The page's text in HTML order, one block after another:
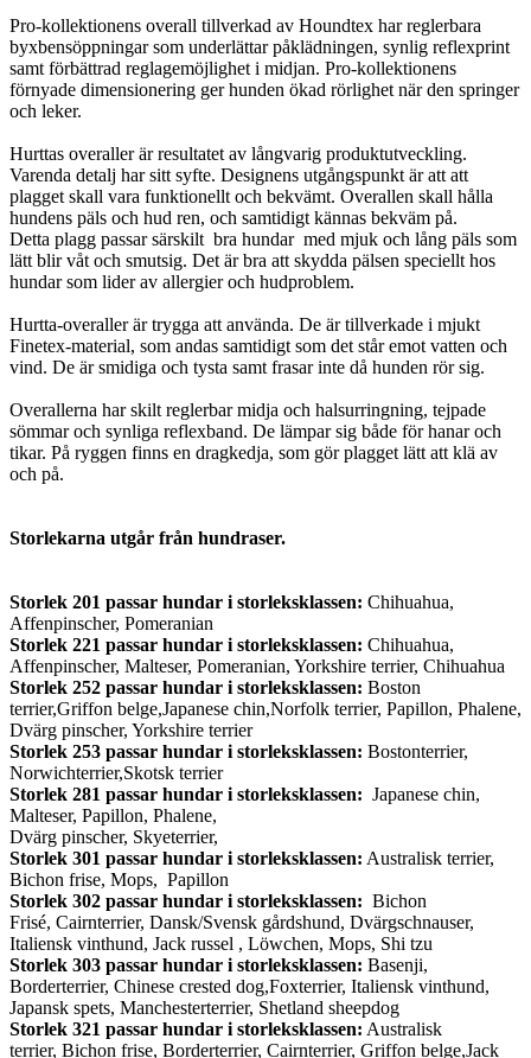
Pro-kollektionens overall tillverkad av Houndtex har reglerbara
byxbensöppningar som underlättar påklädningen, synlig reflexprint
samt förbättrad reglagemöjlighet i midjan. Pro-kollektionens
förnyade dimensionering ger hunden ökad rörlighet när den springer
och leker.
Hurttas overaller är resultatet av långvarig produktutveckling.
Varenda detalj har sitt syfte. Designens utgångspunkt är att att
plagget skall vara funktionellt och bekvämt. Overallen skall hålla
hundens päls och hud ren, och samtidigt kännas bekväm på.
Detta plagg passar särskilt bra hundar med mjuk och lång päls som
lätt blir våt och smutsig. Det är bra att skydda pälsen speciellt hos
hundar som lider av allergier och hudproblem.
Hurtta-overaller är trygga att använda. De är tillverkade i mjukt
Finetex-material, som andas samtidigt som det står emot vatten och
vind. De är smidiga och tysta samt frasar inte då hunden rör sig.
Overallerna har skilt reglerbar midja och halsurringning, tejpade
sömmar och synliga reflexband. De lämpar sig både för hanar och
tikar. På ryggen finns en dragkedja, som gör plagget lätt att klä av
och på.
Storlekarna utgår från hundraser.
Storlek 201 passar hundar i storleksklassen: Chihuahua,
Affenpinscher, Pomeranian
Storlek 221 passar hundar i storleksklassen: Chihuahua,
Affenpinscher, Malteser, Pomeranian, Yorkshire terrier, Chihuahua
Storlek 252 passar hundar i storleksklassen: Boston
terrier,Griffon belge,Japanese chin,Norfolk terrier, Papillon, Phalene,
Dvärg pinscher, Yorkshire terrier
Storlek 253 passar hundar i storleksklassen: Bostonterrier,
Norwichterrier,Skotsk terrier
Storlek 281 passar hundar i storleksklassen: Japanese chin,
Malteser, Papillon, Phalene,
Dvärg pinscher, Skyeterrier,
Storlek 301 passar hundar i storleksklassen: Australisk terrier,
Bichon frise, Mops, Papillon
Storlek 302 passar hundar i storleksklassen: Bichon
Frisé, Cairnterrier, Dansk/Svensk gårdshund, Dvärgschnauser,
Italiensk vinthund, Jack russel , Löwchen, Mops, Shi tzu
Storlek 303 passar hundar i storleksklassen: Basenji,
Borderterrier, Chinese crested dog,Foxterrier, Italiensk vinthund,
Japansk spets, Manchesterterrier, Shetland sheepdog
Storlek 321 passar hundar i storleksklassen: Australisk
terrier, Bichon frise, Borderterrier, Cairnterrier, Griffon belge,Jack